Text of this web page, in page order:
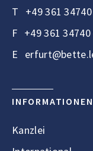
T +49 361
F +49 361 34740
E
INFORMATIONEN
Kanzlei